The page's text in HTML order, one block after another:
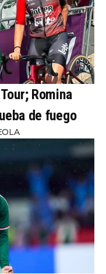
Romina
de fuego